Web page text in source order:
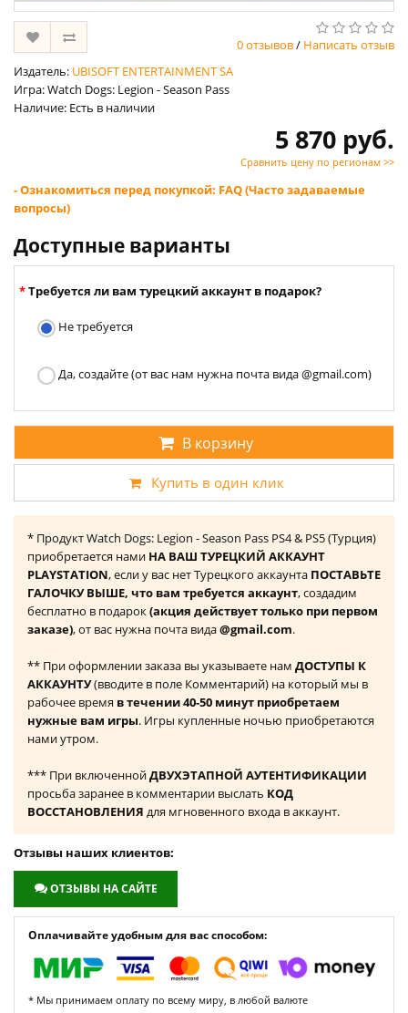
0 отзывов/ Написать отзыв
Издатель: UBISOFT ENTERTAINMENT SA
Игра: Watch Dogs: Legion - Season Pass
Наличие: Есть в наличии
5 870 руб.
Сравнить цену по регионам >>
- Ознакомиться перед покупкой: FAQ (Часто задаваемые
вопросы)
Доступные варианты
Требуется ли вам турецкий аккаунт в подарок?
Не требуется
Да, создайте (от вас нам нужна почта вида @gmail.com)
В корзину
Купить в один клик
* Продукт Watch Dogs: Legion - Season Pass PS4 & PS5 (Турция)
приобретается нами НА ВАШ ТУРЕЦКИЙ АККАУНТ
PLAYSTATION, если у вас нет Турецкого аккаунта ПОСТАВЬТЕ
ГАЛОЧКУ ВЫШЕ, что вам требуется аккаунт, создадим
бесплатно в подарок(акция действует только при первом
заказе), от вас нужна почта вида@gmail.com.
** При оформлении заказа вы указываете нам ДОСТУПЫ К
АККАУНТУ(вводите в поле Комментарий) на который мы в
рабочее время в течении 40-50 минут приобретаем
нужные вам игры. Игры купленные ночью приобретаются
нами утром.
*** При включеннойДВУХЭТАПНОЙ АУТЕНТИФИКАЦИИ
просьба заранее в комментарии выслать КОД
ВОССТАНОВЛЕНИЯ для мгновенного входа в аккаунт.
Отзывы наших клиентов:
ОТЗЫВЫ НА САЙТЕ
Оплачивайте удобным для вас способом:
* Мы принимаем оплату по всему миру, в любой валюте